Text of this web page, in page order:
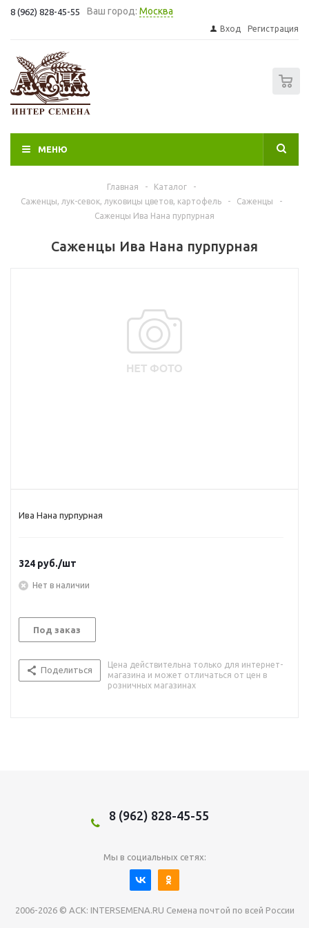
8 (962) 828-45-55 Ваш город: Москва
Вход Регистрация
МЕНЮ
Главная - Каталог
-
Саженцы, лук-севок, луковицы цветов, картофель
- Саженцы
-
Саженцы Ива Нана пурпурная
Саженцы Ива Нана пурпурная
Ива Нана пурпурная
324 руб./шт
Нет в наличии
Под заказ
Поделиться
Цена действительна только для интернет-
магазина и может отличаться от цен в
розничных магазинах
8 (962) 828-45-55
Мы в социальных сетях:
2006-2026 © АСК: INTERSEMENA.RU Семена почтой по всей России